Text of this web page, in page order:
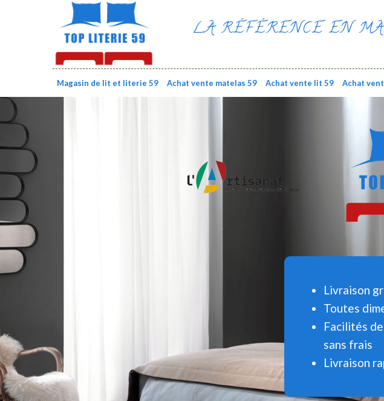
LA RÉFÉRENCE EN
Magasin de lit et literie 59 Achat vente matelas 59 Achat vente lit 59 Achat
Livraison
Toutes
Facilités
sans frais
Livraison